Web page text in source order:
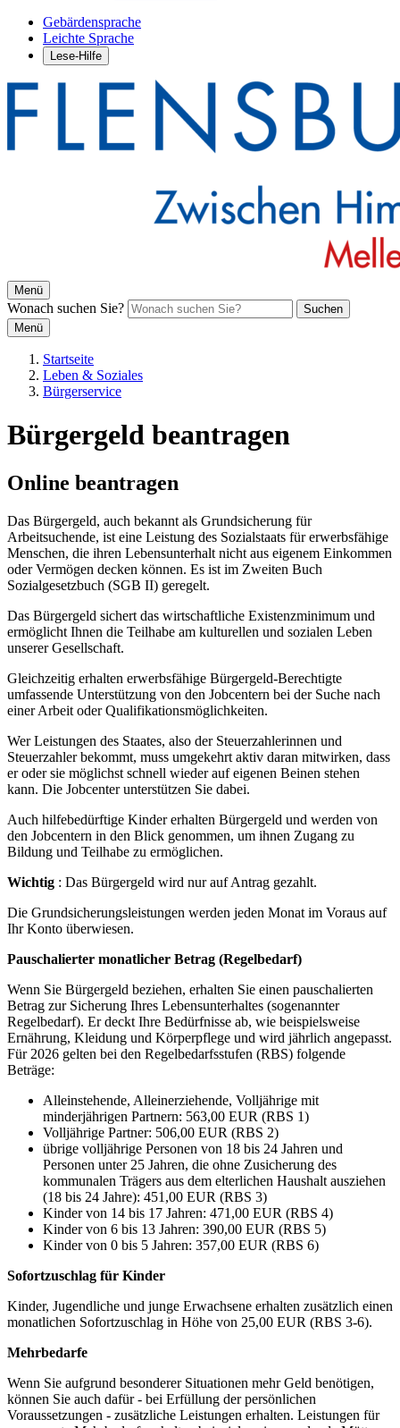
Gebärdensprache
Leichte Sprache
Lese-Hilfe
Menü
Wonach suchen Sie?
Suchen
Menü
Startseite
Leben & Soziales
Bürgerservice
Bürgergeld beantragen
Online beantragen
Das Bürgergeld, auch bekannt als Grundsicherung für
Arbeitsuchende, ist eine Leistung des Sozialstaats für erwerbsfähige
Menschen, die ihren Lebensunterhalt nicht aus eigenem Einkommen
oder Vermögen decken können. Es ist im Zweiten Buch
Sozialgesetzbuch (SGB II) geregelt.
Das Bürgergeld sichert das wirtschaftliche Existenzminimum und
ermöglicht Ihnen die Teilhabe am kulturellen und sozialen Leben
unserer Gesellschaft.
Gleichzeitig erhalten erwerbsfähige Bürgergeld-Berechtigte
umfassende Unterstützung von den Jobcentern bei der Suche nach
einer Arbeit oder Qualifikationsmöglichkeiten.
Wer Leistungen des Staates, also der Steuerzahlerinnen und
Steuerzahler bekommt, muss umgekehrt aktiv daran mitwirken, dass
er oder sie möglichst schnell wieder auf eigenen Beinen stehen
kann. Die Jobcenter unterstützen Sie dabei.
Auch hilfebedürftige Kinder erhalten Bürgergeld und werden von
den Jobcentern in den Blick genommen, um ihnen Zugang zu
Bildung und Teilhabe zu ermöglichen.
Wichtig : Das Bürgergeld wird nur auf Antrag gezahlt.
Die Grundsicherungsleistungen werden jeden Monat im Voraus auf
Ihr Konto überwiesen.
Pauschalierter monatlicher Betrag (Regelbedarf)
Wenn Sie Bürgergeld beziehen, erhalten Sie einen pauschalierten
Betrag zur Sicherung Ihres Lebensunterhaltes (sogenannter
Regelbedarf). Er deckt Ihre Bedürfnisse ab, wie beispielsweise
Ernährung, Kleidung und Körperpflege und wird jährlich angepasst.
Für 2026 gelten bei den Regelbedarfsstufen (RBS) folgende
Beträge:
Alleinstehende, Alleinerziehende, Volljährige mit
minderjährigen Partnern: 563,00 EUR (RBS 1)
Volljährige Partner: 506,00 EUR (RBS 2)
übrige volljährige Personen von 18 bis 24 Jahren und
Personen unter 25 Jahren, die ohne Zusicherung des
kommunalen Trägers aus dem elterlichen Haushalt ausziehen
(18 bis 24 Jahre): 451,00 EUR (RBS 3)
Kinder von 14 bis 17 Jahren: 471,00 EUR (RBS 4)
Kinder von 6 bis 13 Jahren: 390,00 EUR (RBS 5)
Kinder von 0 bis 5 Jahren: 357,00 EUR (RBS 6)
Sofortzuschlag für Kinder
Kinder, Jugendliche und junge Erwachsene erhalten zusätzlich einen
monatlichen Sofortzuschlag in Höhe von 25,00 EUR (RBS 3-6).
Mehrbedarfe
Wenn Sie aufgrund besonderer Situationen mehr Geld benötigen,
können Sie auch dafür - bei Erfüllung der persönlichen
Voraussetzungen - zusätzliche Leistungen erhalten. Leistungen für